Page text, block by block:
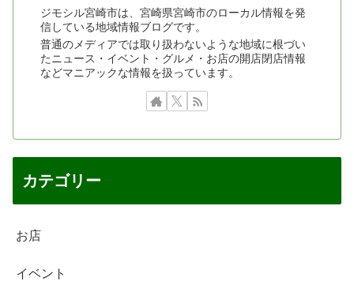
ジモシル宮崎市は、宮崎県宮崎市のローカル情報を発
信している地域情報ブログです。
普通のメディアでは取り扱わないような地域に根づい
たニュース・イベント・グルメ・お店の開店閉店情報
などマニアックな情報を扱っています。
カテゴリー
お店
イベント